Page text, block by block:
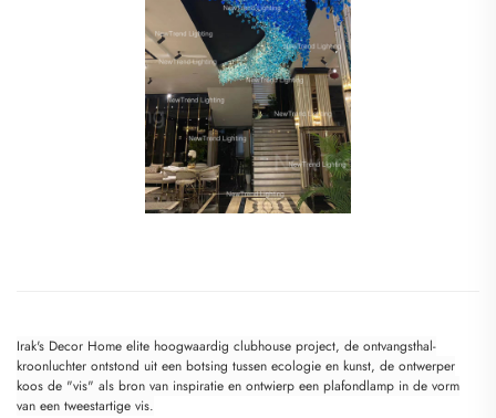
Irak's Decor Home elite hoogwaardig clubhouse project, de ontvangsthal-
kroonluchter ontstond uit een botsing tussen ecologie en kunst, de ontwerper
koos de "vis" als bron van inspiratie en ontwierp een plafondlamp in de vorm
van een tweestartige vis.